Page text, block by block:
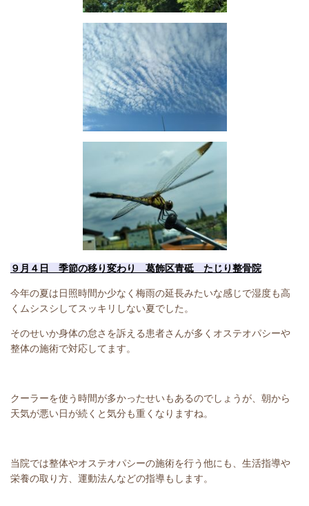
９月４日 季節の移り変わり 葛飾区青砥 たじり整骨院
今年の夏は日照時間か少なく梅雨の延長みたいな感じで湿度も高
くムシスシしてスッキリしない夏でした。
そのせいか身体の怠さを訴える患者さんが多くオステオパシーや
整体の施術で対応してます。
クーラーを使う時間が多かったせいもあるのでしょうが、朝から
天気が悪い日が続くと気分も重くなりますね。
当院では整体やオステオパシーの施術を行う他にも、生活指導や
栄養の取り方、運動法んなどの指導もします。